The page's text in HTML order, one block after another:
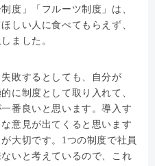
度」「フルーツ制度」は、
しい人に食べてもらえず、
ました。
敗するとしても、自分が
に制度として取り入れて、
番良いと思います。導入す
意見が出てくると思います
大切です。1つの制度で社員
いと考えているので、これ